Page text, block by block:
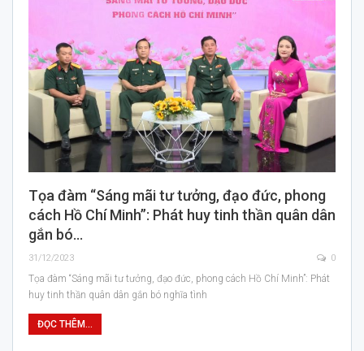
Tọa đàm “Sáng mãi tư tưởng, đạo đức, phong
cách Hồ Chí Minh”: Phát huy tinh thần quân dân
gắn bó…
31/12/2023 0
Tọa đàm “Sáng mãi tư tưởng, đạo đức, phong cách Hồ Chí Minh”: Phát
huy tinh thần quân dân gắn bó nghĩa tình
ĐỌC THÊM...